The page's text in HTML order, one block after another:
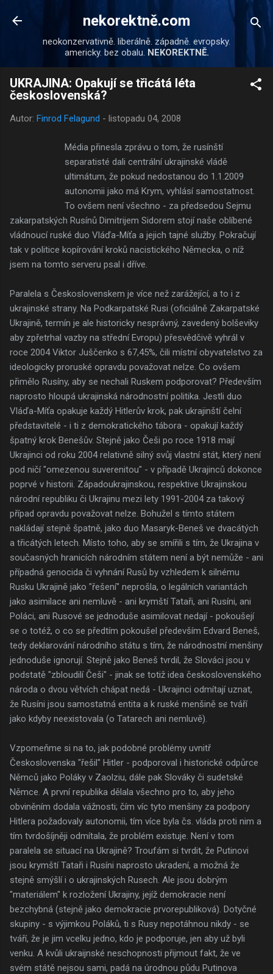
Přeskočit na hlavní obsah
nekorektně.com
neokonzervativně. liberálně. západně. evropsky.
americky. bez obalu. NEKOREKTNĚ.
UKRAJINA: Opakují se třicátá léta
československá?
Autor: Finrod Felagund - listopadu 04, 2008
Média přinesla zprávu o tom, že rusínští
separatisté dali centrální ukrajinské vládě
ultimátum, že pokud nedostanou do 1.1.2009
autonomii jako má Krym, vyhlásí samostatnost.
To ovšem není všechno - za předsedou Sejmu
zakarpatských Rusínů Dimitrijem Sidorem stojí naše oblíbené
vládnoucí ruské duo Vláďa-Míťa a jejich tajné služby. Pokračují
tak v politice kopírování kroků nacistického Německa, o níž
jsem na tomto serveru psal i dříve.
Paralela s Československem je více než zarážející, a to i z
ukrajinské strany. Na Podkarpatské Rusi (oficiálně Zakarpatské
Ukrajině, termín je ale historicky nesprávný, zavedený bolševiky
aby zpřetrhal vazby na střední Evropu) přesvědčivě vyhrál v
roce 2004 Viktor Juščenko s 67,45%, čili místní obyvatelstvo za
ideologicky proruské opravdu považovat nelze. Co ovšem
přimělo Rusíny, aby se nechali Ruskem podporovat? Především
naprosto hloupá ukrajinská národnostní politika. Jestli duo
Vláďa-Míťa opakuje každý Hitlerův krok, pak ukrajinští čelní
představitelé - i ti z demokratického tábora - opakují každý
špatný krok Benešův. Stejně jako Češi po roce 1918 mají
Ukrajinci od roku 2004 relativně silný svůj vlastní stát, který není
pod ničí "omezenou suverenitou" - v případě Ukrajinců dokonce
poprvé v historii. Západoukrajinskou, respektive Ukrajinskou
národní republiku či Ukrajinu mezi lety 1991-2004 za takový
případ opravdu považovat nelze. Bohužel s tímto státem
nakládají stejně špatně, jako duo Masaryk-Beneš ve dvacátých
a třicátých letech. Místo toho, aby se smířili s tím, že Ukrajina v
současných hranicích národním státem není a být nemůže - ani
případná genocida či vyhnání Rusů by vzhledem k silnému
Rusku Ukrajině jako "řešení" neprošla, o legálních variantách
jako asimilace ani nemluvě - ani krymští Tataři, ani Rusíni, ani
Poláci, ani Rusové se jednoduše asimilovat nedají - pokoušejí
se o totéž, o co se předtím pokoušel především Edvard Beneš,
tedy deklarování národního státu s tím, že národnostní menšiny
jednoduše ignorují. Stejně jako Beneš tvrdil, že Slováci jsou v
podstatě "zbloudilí Češi" - jinak se totiž idea československého
národa o dvou větvích chápat nedá - Ukrajinci odmítají uznat,
že Rusíni jsou samostatná entita a k ruské menšině se tváří
jako kdyby neexistovala (o Tatarech ani nemluvě).
Vzpomeňme si na to, jak podobné problémy uvnitř
Československa "řešil" Hitler - podporoval i historické odpůrce
Němců jako Poláky v Zaolziu, dále pak Slováky či sudetské
Němce. A první republika dělala všechno pro to, aby jeho
obviněním dodala vážnosti; čím víc tyto menšiny za podpory
Hitlera požadovaly autonomii, tím více byla čs. vláda proti nim a
tím tvrdošíjněji odmítala, že problém existuje. Není v tom
paralela se situací na Ukrajině? Troufám si tvrdit, že Putinovi
jsou krymští Tataři i Rusíni naprosto ukradení, a možná že
stejně smýšlí i o ukrajinských Rusech. Ale jsou dobrým
"materiálem" k rozložení Ukrajiny, jejíž demokracie není
bezchybná (stejně jako demokracie prvorepubliková). Dotyčné
skupiny - s výjimkou Poláků, ti s Rusy nepotáhnou nikdy - se
tváří, že je jim vcelku jedno, kdo je podporuje, jen aby už byli
venku. A kvůli ukraijnské neschopnosti přijmout fakt, že ve
svém státě nejsou sami, padá na úrodnou půdu Putinova